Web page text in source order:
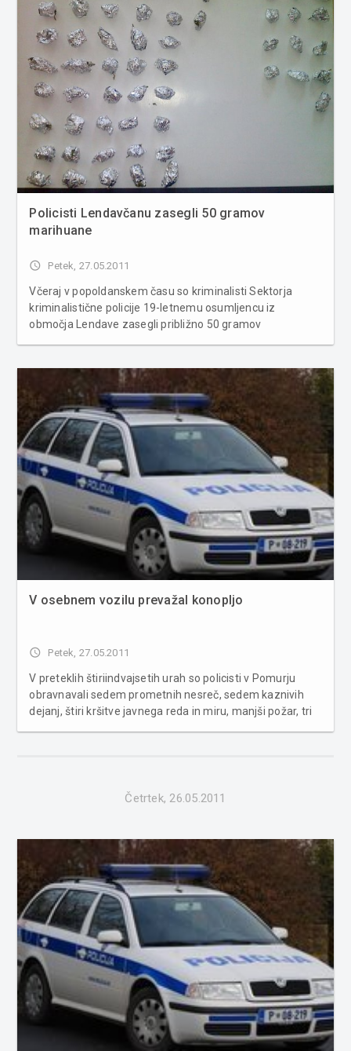
Policisti Lendavčanu zasegli 50 gramov
marihuane
access_time Petek, 27.05.2011
Včeraj v popoldanskem času so kriminalisti Sektorja
kriminalistične policije 19-letnemu osumljencu iz
območja Lendave zasegli približno 50 gramov
Droga je bila namenjena za preprodaj...
V osebnem vozilu prevažal konopljo
access_time Petek, 27.05.2011
V preteklih štiriindvajsetih urah so policisti v Pomurju
obravnavali sedem prometnih nesreč, sedem kaznivih
dejanj, štiri kršitve javnega reda in miru, manjši požar, tri
Četrtek, 26.05.2011